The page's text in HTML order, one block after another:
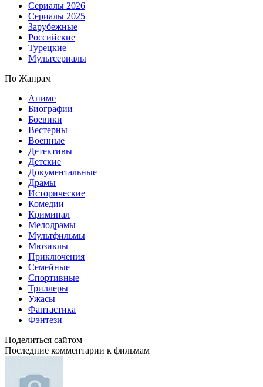
Сериалы 2026
Сериалы 2025
Зарубежные
Российские
Турецкие
Мультсериалы
По Жанрам
Аниме
Биографии
Боевики
Вестерны
Военные
Детективы
Детские
Документальные
Драмы
Исторические
Комедии
Криминал
Мелодрамы
Мультфильмы
Мюзиклы
Приключения
Семейные
Спортивные
Триллеры
Ужасы
Фантастика
Фэнтези
Поделиться сайтом
Последние комментарии к фильмам